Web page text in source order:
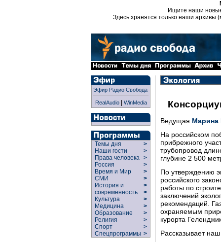
Ищите наши
Здесь хранятся только наши архивы
Эфир Радио Свобода
RealAudio| WinMedia
Темы дня
>
Наши гости
>
Права человека >
Россия
>
Время и Мир
>
СМИ
>
История и
современность
>
>
Культура
>
Медицина
>
Образование
>
Религия
>
Спорт
>
Спецпрограммы >
Ведущая Марина
На российском
прибрежного
трубопровод
глубине 2 500
По утверждению
российского
работы по
заключений
рекомендаций.
охраняемым
курорта
Рассказывает